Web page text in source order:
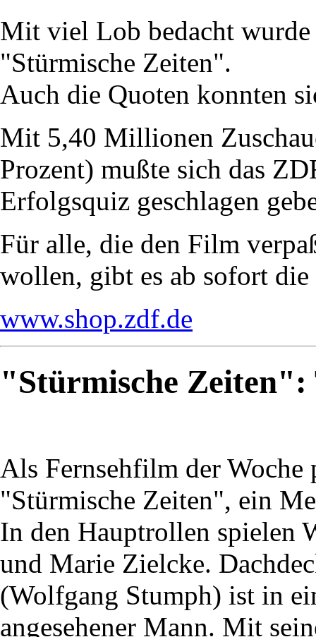
Mit viel Lob bedacht
"Stürmische Zeiten".
Auch die Quoten konnten
Mit 5,40 Millionen
Prozent) mußte sich das
Erfolgsquiz geschlagen
Für alle, die den Film
wollen, gibt es ab sofort
www.shop.zdf.de
"Stürmische Zeiten":
Als Fernsehfilm der
"Stürmische Zeiten", ein
In den Hauptrollen spielen
und Marie Zielcke.
(Wolfgang Stumph) ist in
angesehener Mann. Mit